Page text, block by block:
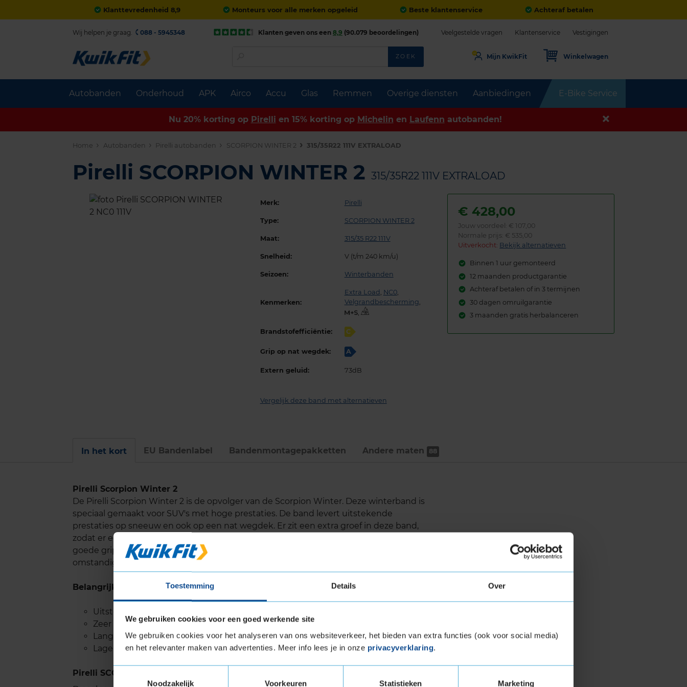
Toestemming Details Over
We gebruiken cookies voor een goed werkende site
We gebruiken cookies voor het analyseren van ons websiteverkeer, het bieden van extra functies (ook voor social media)
en het relevanter maken van advertenties. Meer info lees je in onze privacyverklaring.
Toestemmingsselectie
Noodzakelijk
Voorkeuren Statistieken Marketing
Klanttevredenheid 8,9 Monteurs voor alle merken opgeleid Beste klantenservice Achteraf betalen
Autobanden Onderhoud APK Airco Accu Glas Remmen Overige diensten Aanbiedingen E-Bike Service
Wij helpen je graag. 088 - 5945348 Klanten geven ons een 8,9 (90.079 beoordelingen) Veelgestelde vragen Klantenservice Vestigingen
ZOEK Mijn KwikFit Winkelwagen
Nu 20% korting op Pirelli en 15% korting op Michelin en Laufenn autobanden!
Home Autobanden Pirelli autobanden SCORPION WINTER 2 315/35R22 111V EXTRALOAD
Pirelli SCORPION WINTER 2 315/35R22 111V EXTRALOAD
Merk: Pirelli
Type: SCORPION WINTER 2
Maat: 315/35 R22 111V
Snelheid: V (t/m 240 km/u)
Seizoen: Winterbanden
Kenmerken:
Extra Load , NC0,
Velgrandbescherming,
,
Brandstofefficiëntie: C
Grip op nat wegdek: A
Extern geluid: 73dB
Vergelijk deze band met alternatieven
€ 428,00
Jouw voordeel: € 107,00
Normale prijs: € 535,00
Uitverkocht: Bekijk alternatieven
Binnen 1 uur gemonteerd
12 maanden productgarantie
Achteraf betalen of in 3 termijnen
30 dagen omruilgarantie
3 maanden gratis herbalanceren
In het kort EU Bandenlabel Bandenmontage­pakketten Andere maten 88
Pirelli Scorpion Winter 2
De Pirelli Scorpion Winter 2 is de opvolger van de Scorpion Winter. Deze winterband is
speciaal gemaakt voor SUV's met hoge prestaties. De band levert uitstekende
prestaties op sneeuw en ook op een nat wegdek. Er zit een extra groef in deze band,
zodat er een zeer goede waterafvoer is en ook bij aquaplanning houdt de band een
goede grip. Met de Pirelli Scor Het is een comfortabele band onder winterse
omstandigheden.
Belangrijke eigenschappen
Uitstekende prestaties op sneeuw
Zeer goede grip op nat wegdek en bij aquaplanning
Lange levensduur
Lage rolweerstand dus weinig geluid
Pirelli SCORPION WINTER 2 met Extra Load (verstevigde band)